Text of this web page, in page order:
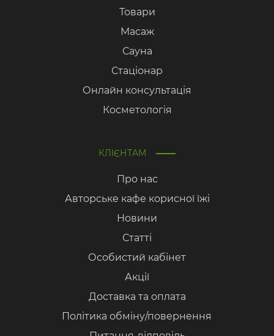
Товари
Масаж
Сауна
Стаціонар
Онлайн консультація
Косметологія
КЛІЄНТАМ
Про нас
Авторське кафе корисної їжі
Новини
Статті
Особистий кабінет
Акції
Доставка та оплата
Політика обміну/повернення